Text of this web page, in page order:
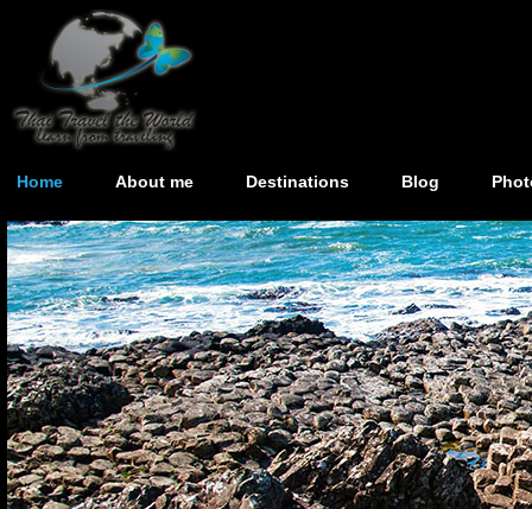
Home About me Destinations Blog